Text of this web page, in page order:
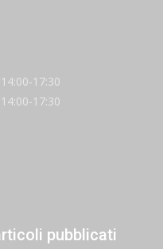
17:30
17:30
pubblicati